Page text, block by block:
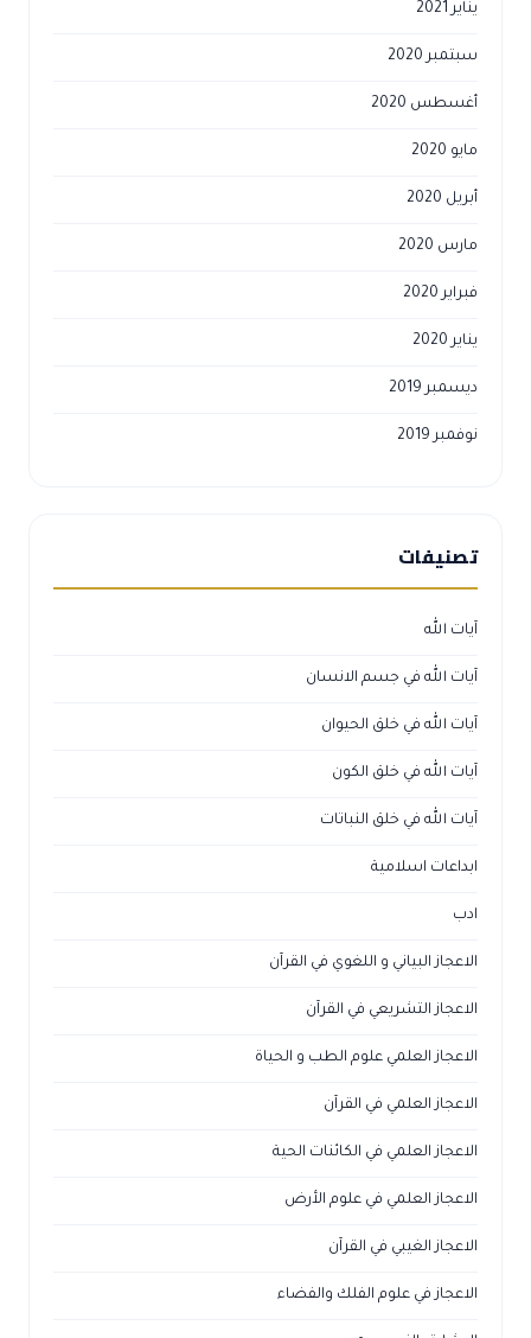
يناير 2021
سبتمبر 2020
أغسطس 2020
مايو 2020
أبريل 2020
مارس 2020
فبراير 2020
يناير 2020
ديسمبر 2019
نوفمبر 2019
تصنيفات
آيات الله
آيات الله في جسم الانسان
آيات الله في خلق الحيوان
آيات الله في خلق الكون
آيات الله في خلق النباتات
ابداعات اسلامية
ادب
الاعجاز البياني و اللغوي في القرآن
الاعجاز التشريعي في القرآن
الاعجاز العلمي علوم الطب و الحياة
الاعجاز العلمي في القرآن
الاعجاز العلمي في الكائنات الحية
الاعجاز العلمي في علوم الأرض
الاعجاز الغيبي في القرآن
الاعجاز في علوم الفلك والفضاء